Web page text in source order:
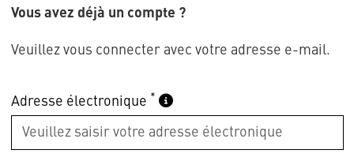
Vous avez déjà un compte ?
Veuillez vous connecter avec votre adresse e-mail.
Adresse électronique *